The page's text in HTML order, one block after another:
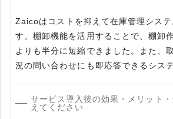
Zaicoはコストを抑えて在庫管理システ
す。棚卸機能を活用することで、棚卸
よりも半分に短縮できました。また、
況の問い合わせにも即応答できるシス
サービス導入後の効果・メリット
えてください